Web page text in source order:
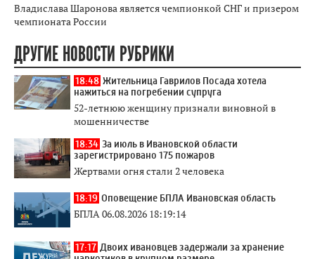
Владислава Шаронова является чемпионкой СНГ и призером
чемпионата России
ДРУГИЕ НОВОСТИ РУБРИКИ
18:48 Жительница Гаврилов Посада хотела
нажиться на погребении супруга
52-летнюю женщину признали виновной в
мошенничестве
18:34 За июль в Ивановской области
зарегистрировано 175 пожаров
Жертвами огня стали 2 человека
18:19 Оповещение БПЛА Ивановская область
БПЛА 06.08.2026 18:19:14
17:17 Двоих ивановцев задержали за хранение